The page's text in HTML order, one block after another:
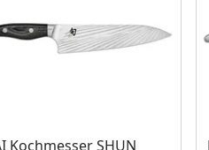
Kochmesser SHUN
nicht lieferbar